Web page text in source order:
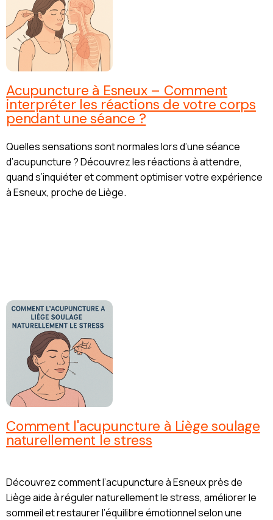
Acupuncture à Esneux – Comment
interpréter les réactions de votre corps
pendant une séance ?
Quelles sensations sont normales lors d’une séance
d’acupuncture ? Découvrez les réactions à attendre,
quand s’inquiéter et comment optimiser votre expérience
à Esneux, proche de Liège.
Comment l'acupuncture à Liège soulage
naturellement le stress
Découvrez comment l’acupuncture à Esneux près de
Liège aide à réguler naturellement le stress, améliorer le
sommeil et restaurer l’équilibre émotionnel selon une